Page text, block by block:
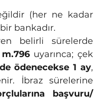
bankadır.
belirli sürelerde
m.796
ödenecekse 1 ay
.
İbraz sürelerine
başvuru/